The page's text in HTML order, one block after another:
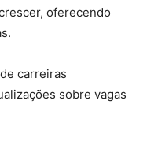
oferecendo
carreiras
sobre vagas